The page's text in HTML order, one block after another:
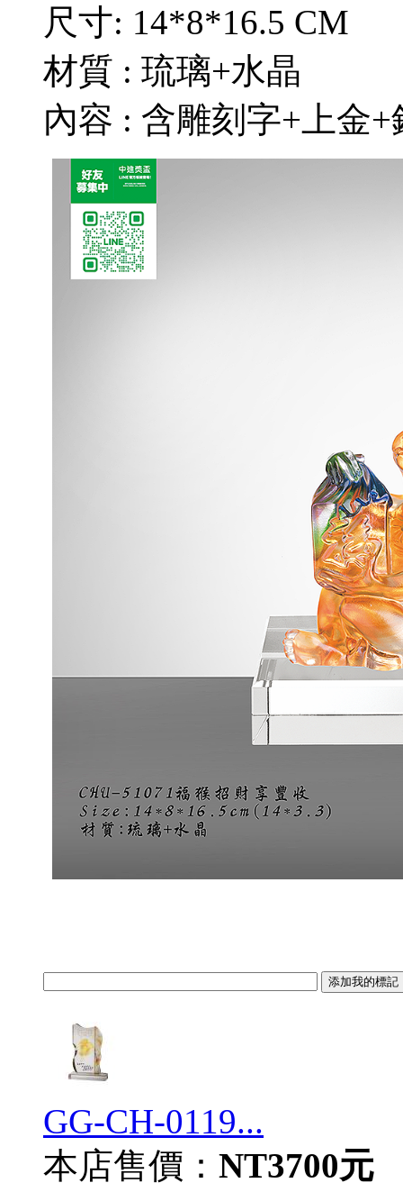
尺寸: 14*8*16.5 CM
材質 : 琉璃+水晶
內容 : 含雕刻字+上金
GG-CH-0119...
本店售價： NT3700元